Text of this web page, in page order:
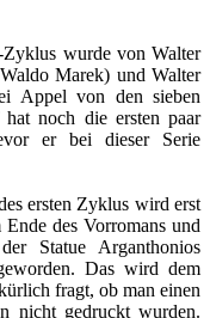
wurde von Walter
Marek) und Walter
Appel von den sieben
noch die ersten paar
er bei dieser Serie
ersten Zyklus wird erst
des Vorromans und
Statue Arganthonios
Das wird dem
fragt, ob man einen
nicht gedruckt wurden.